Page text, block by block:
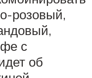
розовый,
с
об